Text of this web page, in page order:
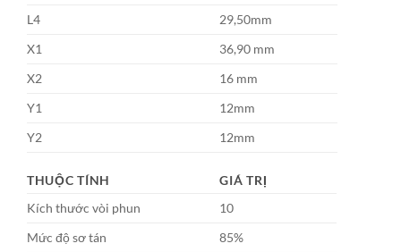
L4
29,50mm
X1
36,90 mm
X2
16 mm
Y1
12mm
Y2
12mm
THUỘC TÍNH
GIÁ TRỊ
Kích thước vòi phun
10
Mức độ sơ tán
85%